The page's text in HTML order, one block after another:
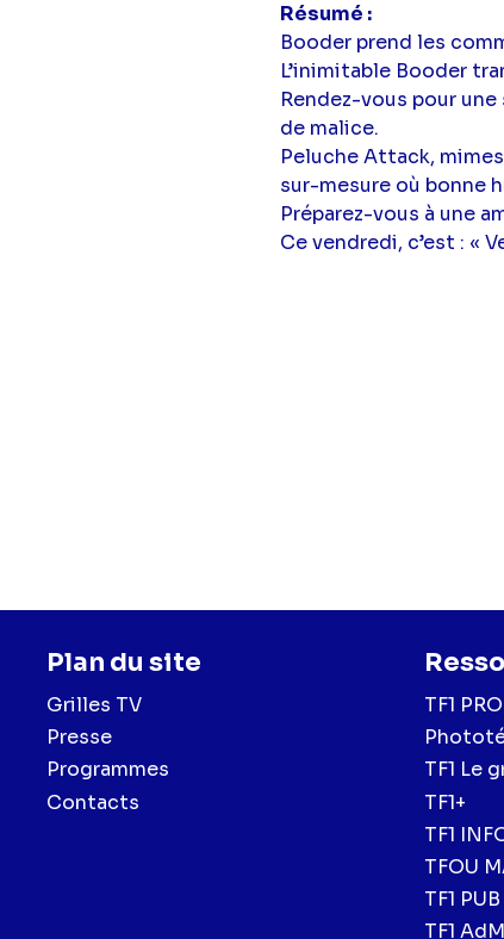
Résumé
Booder prend les
L’inimitable Booder
Rendez-vous pour
de malice.
Peluche Attack,
sur-mesure où bonne
Préparez-vous à une
Ce vendredi, c’est : «
Plan du site
Grilles TV
Presse
Programmes
Contacts
TF1
TF1 Le
TF1+
TF1
TFOU
TF1 PUB
TF1